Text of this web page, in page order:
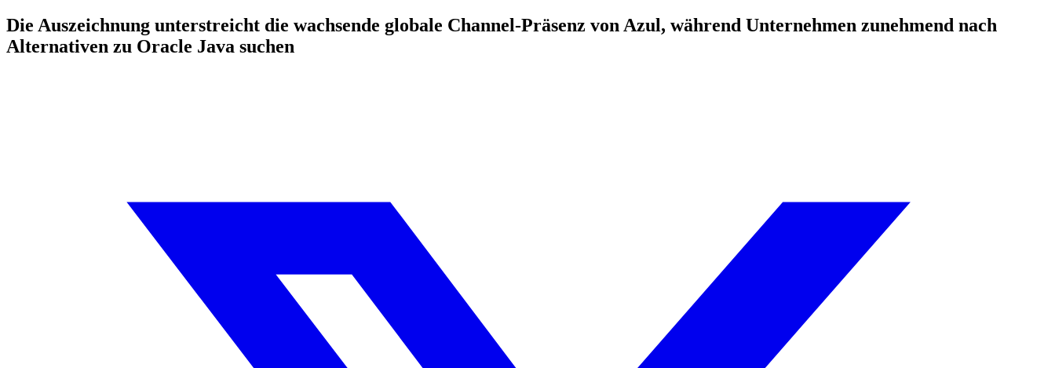
Die Auszeichnung unterstreicht die wachsende globale Channel-Präsenz von Azul, während Unternehmen zunehmend nach
Alternativen zu Oracle Java suchen